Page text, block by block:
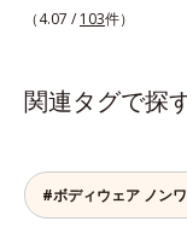
タイプ。カップ下部分に
て2枚の生地が交差する
てもズレません。セル芯
バストをしっかりホール
っきりしたメリハリのあ
（4.07 / 103件）
関連タグで探
#ボディウェア ノン